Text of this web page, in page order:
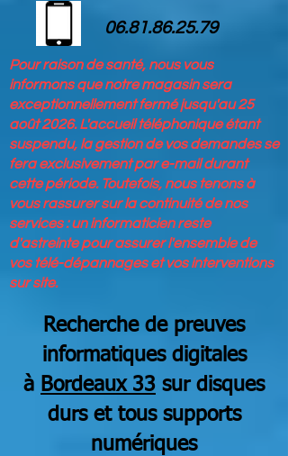
06.81.86.25.79
Pour raison de santé, nous vous
informons que notre magasin sera
exceptionnellement fermé jusqu'au 25
août 2026. L'accueil téléphonique étant
suspendu, la gestion de vos demandes se
fera exclusivement par e-mail durant
cette période. Toutefois, nous tenons à
vous rassurer sur la continuité de nos
services : un informaticien reste
d'astreinte pour assurer l'ensemble de
vos télé-dépannages et vos interventions
sur site.
Recherche de preuves
informatiques digitales
à Bordeaux33 sur disques
durs et tous supports
numériques